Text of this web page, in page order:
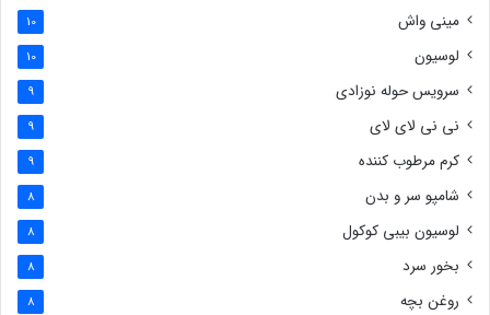
مینی واش 10
لوسیون 10
سرویس حوله نوزادی 9
نی نی لای لای 9
کرم مرطوب کننده 9
شامپو سر و بدن 8
لوسیون بیبی کوکول 8
بخور سرد 8
روغن بچه 8